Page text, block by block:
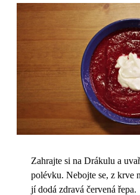
Zahrajte si na Drákulu a
polévku. Nebojte se, z krve
jí dodá zdravá červená řepa.